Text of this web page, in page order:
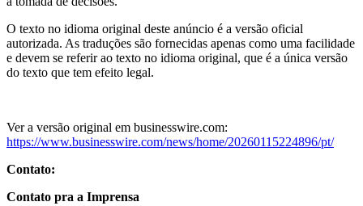
O texto no idioma original deste anúncio é a versão oficial
autorizada. As traduções são fornecidas apenas como uma facilidade
e devem se referir ao texto no idioma original, que é a única versão
do texto que tem efeito legal.
Ver a versão original em businesswire.com:
https://www.businesswire.com/news/home/20260115224896/pt/
Contato:
Contato pra a Imprensa